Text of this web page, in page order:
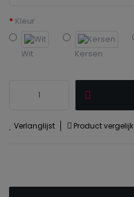
Kleur
Wit Kersen
Verlanglijst Product vergelijk